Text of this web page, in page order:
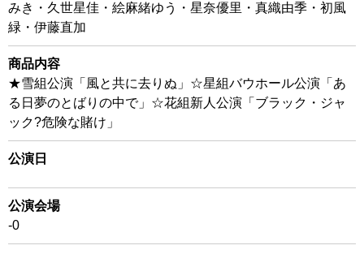
みき・久世星佳・絵麻緒ゆう・星奈優里・真織由季・初風
緑・伊藤直加
商品内容
★雪組公演「風と共に去りぬ」☆星組バウホール公演「あ
る日夢のとばりの中で」☆花組新人公演「ブラック・ジャ
ック?危険な賭け」
公演日
公演会場
-0